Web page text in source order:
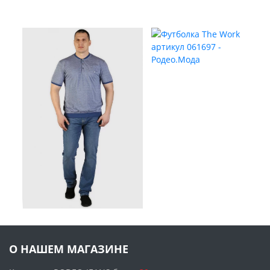
О НАШЕМ МАГАЗИНЕ